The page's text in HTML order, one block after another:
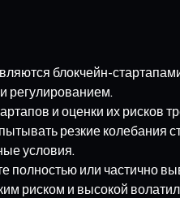
блокчейн-
регулированием.
и оценки их рисков
резкие
условия.
полностью или частично
риском и высокой